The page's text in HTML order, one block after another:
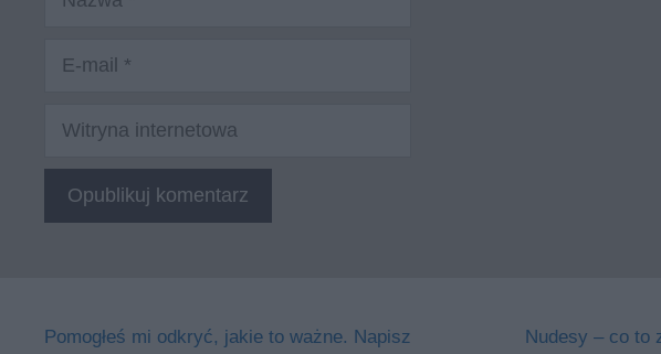
Witryna
internetowa
Pomogłeś mi odkryć, jakie to ważne. Napisz
Nudesy – co to